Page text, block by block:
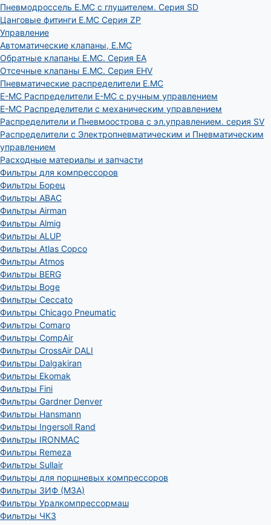
Пневмодроссель E.MC с глушителем. Серия SD
Цанговые фитинги E.MC Серия ZP
Управление
Автоматические клапаны, Е.МС
Обратные клапаны E.MC. Серия EA
Отсечные клапаны E.MC. Серия EHV
Пневматические распределители E.MC
E-MC Распределители E-MC с ручным управлением
E-MC Распределители с механическим управлением
Распределители и Пневмоострова с эл.управлением. серия SV
Распределители с Электропневматическим и Пневматическим
управлением
Расходные материалы и запчасти
Фильтры для компрессоров
Фильтры Борец
Фильтры ABAC
Фильтры Airman
Фильтры Almig
Фильтры ALUP
Фильтры Atlas Copco
Фильтры Atmos
Фильтры BERG
Фильтры Boge
Фильтры Ceccato
Фильтры Chicago Pneumatic
Фильтры Comaro
Фильтры CompAir
Фильтры CrossAir DALI
Фильтры Dalgakiran
Фильтры Ekomak
Фильтры Fini
Фильтры Gardner Denver
Фильтры Hansmann
Фильтры Ingersoll Rand
Фильтры IRONMAC
Фильтры Remeza
Фильтры Sullair
Фильтры для поршневых компрессоров
Фильтры ЗИФ (МЗА)
Фильтры Уралкомпрессормаш
Фильтры ЧКЗ